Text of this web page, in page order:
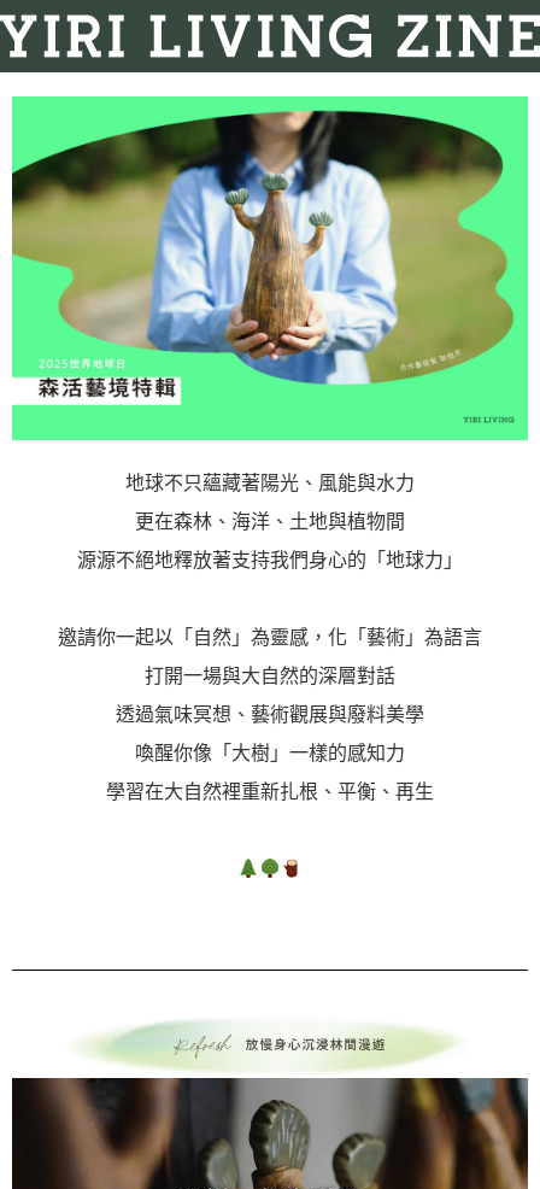
地球不只蘊藏著陽光、風能與水力
更在森林、海洋、土地與植物間
源源不絕地釋放著支持我們身心的「地球力」
邀請你一起以「自然」為靈感，化「藝術」為語言
打開一場與大自然的深層對話
透過氣味冥想、藝術觀展與廢料美學
喚醒你像「大樹」一樣的感知力
學習在大自然裡重新扎根、平衡、再生